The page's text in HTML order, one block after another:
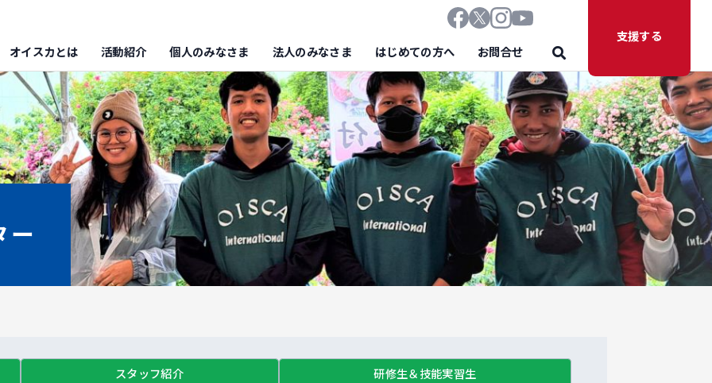
オイスカとは 活動紹介 個人のみなさま 法人のみなさま はじめての方へ お問合せ
支援する
ー
スタッフ紹介 研修生＆技能実習生